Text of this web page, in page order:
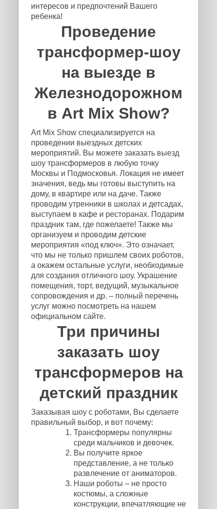
интересов и предпочтений Вашего
ребенка!
Проведение
трансформер-шоу
на выезде в
Железнодорожном
в Art Mix Show?
Art Mix Show специализируется на
проведении выездных детских
мероприятий. Вы можете заказать выезд
шоу трансформеров в любую точку
Москвы и Подмосковья. Локация не имеет
значения, ведь мы готовы выступить на
дому, в квартире или на даче. Также
проводим утренники в школах и детсадах,
выступаем в кафе и ресторанах. Подарим
праздник там, где пожелаете! Также мы
организуем и проводим детские
мероприятия «под ключ». Это означает,
что мы не только пришлем своих роботов,
а окажем остальные услуги, необходимые
для создания отличного шоу. Украшение
помещения, торт, ведущий, музыкальное
сопровождения и др. – полный перечень
услуг можно посмотреть на нашем
официальном сайте.
Три причины
заказать шоу
трансформеров на
детский праздник
Заказывая шоу с роботами, Вы сделаете
правильный выбор, и вот почему:
Трансформеры популярны
среди мальчиков и девочек.
Вы получите яркое
представление, а не только
развлечение от аниматоров.
Наши роботы – не просто
костюмы, а сложные
конструкции, впечатляющие не